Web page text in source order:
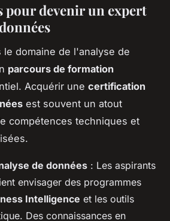
pour devenir un expert
le domaine de l'analyse de
parcours de formation
Acquérir une certification
est souvent un atout
compétences techniques et
de données : Les aspirants
envisager des programmes
Intelligence et les outils
Des connaissances en